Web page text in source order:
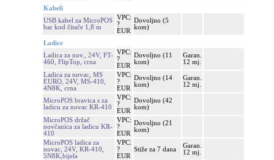
Kabeli
USB kabel za MicroPOS
bar kod čitače 1,8 m
VPC:
?
EUR
Dovoljno (5
kom)
Ladice
Ladica za nov., 24V, FT-
460, FlipTop, crna
VPC:
?
EUR
Dovoljno (11
kom)
Garan.
12 mj.
Ladica za novac, MS
EURO, 24V, MS-410,
4N8K, crna
VPC:
?
EUR
Dovoljno (14
kom)
Garan.
12 mj.
MicroPOS bravica s za
ladicu za novac KR-410
VPC:
?
EUR
Dovoljno (42
kom)
MicroPOS držač
novčanica za ladicu KR-
410
VPC:
?
EUR
Dovoljno (21
kom)
MicroPOS ladica za
novac, 24V, KR-410,
5N8K,bijela
VPC:
?
EUR
Stiže za 7 dana
Garan.
12 mj.